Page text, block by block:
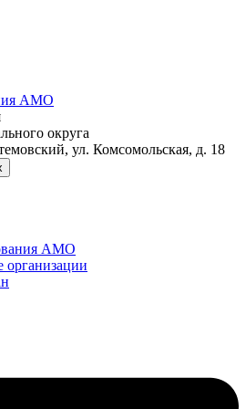
округа
ул. Комсомольская, д. 18
АМО
организации